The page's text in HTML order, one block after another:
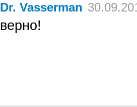
Dr. Vasserman
верно!